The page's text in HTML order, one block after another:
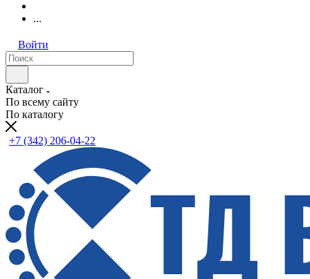
...
Войти
Каталог
По всему сайту
По каталогу
+7 (342) 206-04-22